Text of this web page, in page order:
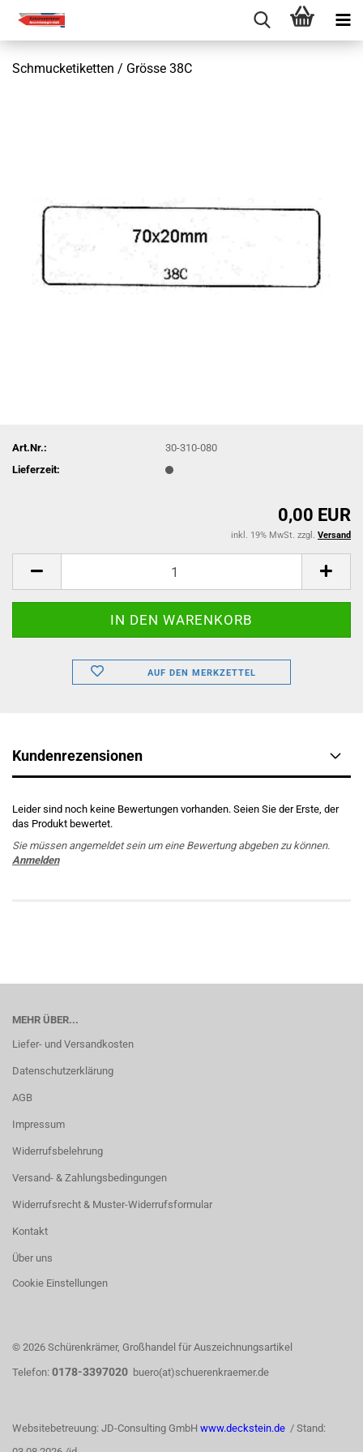
Schmucketiketten / Grösse 38C
Art.Nr.:
30-310-080
Lieferzeit:
0,00 EUR
inkl. 19% MwSt. zzgl. Versand
AUF DEN MERKZETTEL
Kundenrezensionen
Leider sind noch keine Bewertungen vorhanden. Seien Sie der Erste, der
das Produkt bewertet.
Sie müssen angemeldet sein um eine Bewertung abgeben zu können.
Anmelden
MEHR ÜBER...
Liefer- und Versandkosten
Datenschutzerklärung
AGB
Impressum
Widerrufsbelehrung
Versand- & Zahlungsbedingungen
Widerrufsrecht & Muster-Widerrufsformular
Kontakt
Über uns
Cookie Einstellungen
© 2026 Schürenkrämer, Großhandel für Auszeichnungsartikel
Telefon: 0178-3397020 buero(at)schuerenkraemer.de
Websitebetreuung: JD-Consulting GmbH www.deckstein.de / Stand: